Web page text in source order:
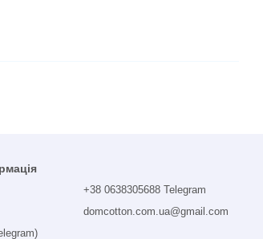
+38 0638305688 Telegram
domcotton.com.ua@gmail.com